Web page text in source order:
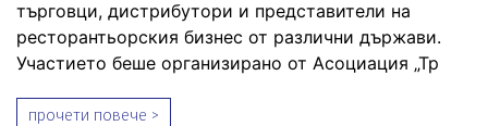
търговци, дистрибутори и представители на
ресторантьорския бизнес от различни държави.
Участието беше организирано от Асоциация „Тр
прочети повече >